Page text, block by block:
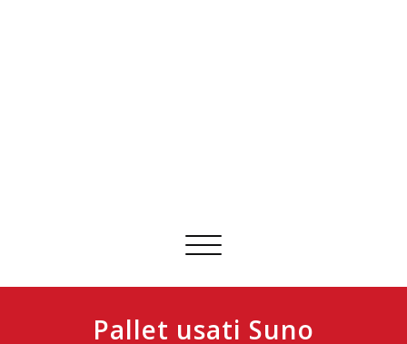
Commuta
Pallet usati Suno